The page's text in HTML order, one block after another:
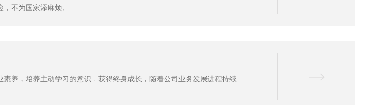
不为国家添麻烦。
养，培养主动学习的意识，获得终身成长，随着公司业务发展进程持续